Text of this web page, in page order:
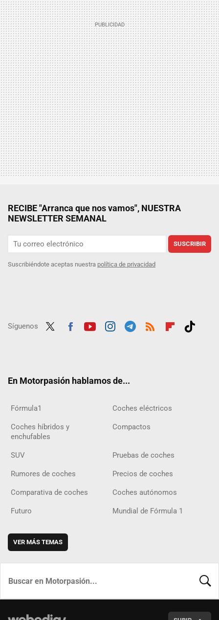
RECIBE "Arranca que nos vamos", NUESTRA
NEWSLETTER SEMANAL
SUSCRIBIR
Suscribiéndote aceptas nuestra política de privacidad
Síguenos
En Motorpasión hablamos de...
Fórmula1 Coches eléctricos
Coches híbridos y
enchufables
Compactos
SUV Pruebas de coches
Rumores de coches Precios de coches
Comparativa de coches Coches autónomos
Futuro Mundial de Fórmula 1
VER MÁS TEMAS